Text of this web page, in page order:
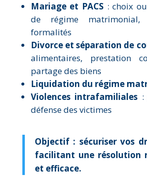
Mariage et PACS : choix
de régime
formalités
Divorce et séparation de
alimentaires, prestation
partage des biens
Liquidation du régime
Violences intrafamiliales
défense des victimes
Objectif : sécuriser vos
facilitant une résolution
et efficace.